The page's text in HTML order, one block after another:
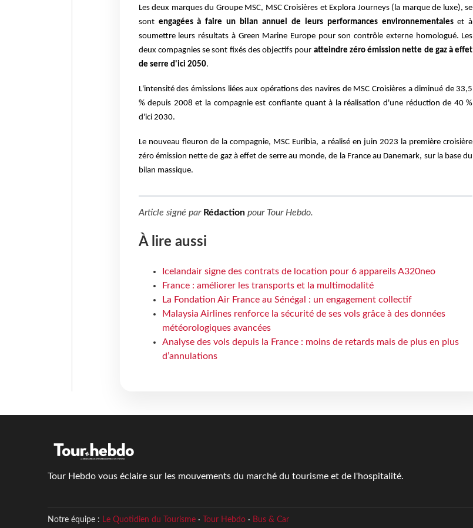
Les deux marques du Groupe MSC, MSC Croisières et Explora Journeys (la marque de luxe), se
sont engagées à faire un bilan annuel de leurs performances environnementaleset à
soumettre leurs résultats à Green Marine Europe pour son contrôle externe homologué. Les
deux compagnies se sont fixés desobjectifs pour atteindre zéro émission nette de gaz à effet
de serre d'ici 2050.
L'intensité des émissions liées aux opérations des navires de MSC Croisières a diminué de 33,5
% depuis 2008 et la compagnie est confiante quant à la réalisation d'une réduction de 40 %
d'ici 2030.
Le nouveau fleuron de la compagnie, MSC Euribia, a réalisé en juin 2023 la première croisière
zéro émission nette de gaz à effet de serre au monde, de la France au Danemark, sur la base du
bilan massique.
Article signé par Rédactionpour Tour Hebdo.
À lire aussi
Icelandair signe des contrats de location pour 6 appareils A320neo
France : améliorer les transports et la multimodalité
La Fondation Air France au Sénégal : un engagement collectif
Malaysia Airlines renforce la sécurité de ses vols grâce à des données
météorologiques avancées
Analyse des vols depuis la France : moins de retards mais de plus en plus
d’annulations
Tour Hebdo vous éclaire sur les mouvements du marché du tourisme et de l'hospitalité.
Notre équipe : Le Quotidien du Tourisme· Tour Hebdo· Bus & Car